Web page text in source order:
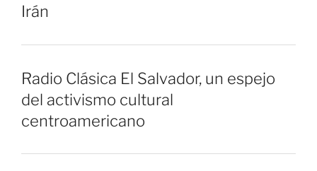
Irán
Radio Clásica El Salvador, un espejo
del activismo cultural
centroamericano